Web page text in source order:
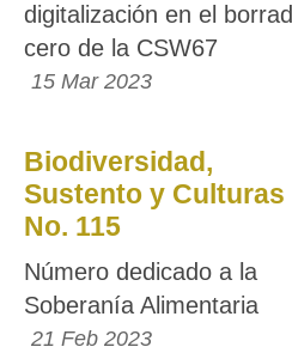
digitalización en el
cero de la CSW67
15 Mar 2023
Biodiversidad,
Sustento y Culturas
No. 115
Número dedicado a la
Soberanía Alimentaria
21 Feb 2023